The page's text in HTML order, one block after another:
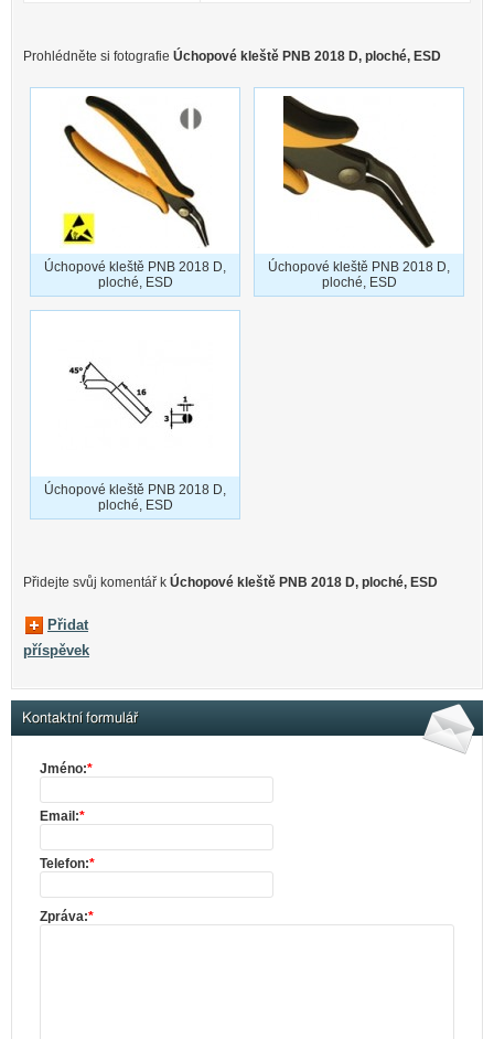
Prohlédněte si fotografie Úchopové kleště PNB 2018 D, ploché, ESD
Úchopové kleště PNB 2018 D,
ploché, ESD
Úchopové kleště PNB 2018 D,
ploché, ESD
Úchopové kleště PNB 2018 D,
ploché, ESD
Přidejte svůj komentář k Úchopové kleště PNB 2018 D, ploché, ESD
Přidat
příspěvek
Kontaktní formulář
Jméno:*
Email:*
Telefon:*
Zpráva:*